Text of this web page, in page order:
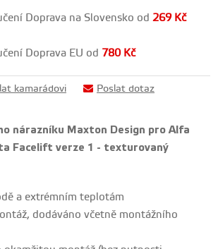
Doprava na Slovensko od269 Kč
Doprava EU od 780 Kč
kamarádovi Poslat dotaz
nárazníku Maxton Design pro Alfa
Facelift verze 1 - texturovaný
a extrémním teplotám
dodáváno včetně montážního